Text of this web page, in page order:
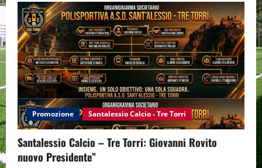
Promozione Santalessio Calcio - Tre Torri
Santalessio Calcio – Tre Torri: Giovanni Rovito
nuovo Presidente”